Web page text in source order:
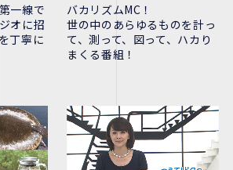
一線で
オに招
丁寧に
バカリズムMC！
世の中のあらゆるものを計っ
て、測って、図って、ハカり
まくる番組！